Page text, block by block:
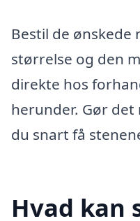
Bestil de ønskede
størrelse og den
direkte hos
herunder. Gør det
du snart få
Hvad kan